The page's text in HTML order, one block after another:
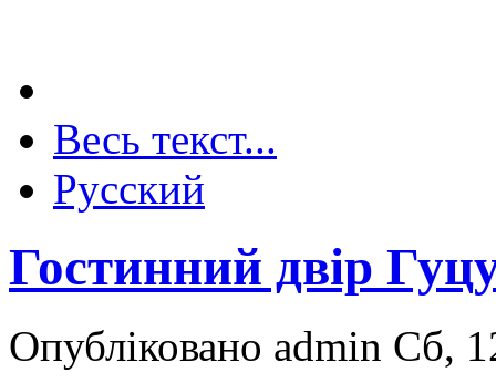
Весь текст...
Русский
Гостинний двір
Опубліковано admin Сб,